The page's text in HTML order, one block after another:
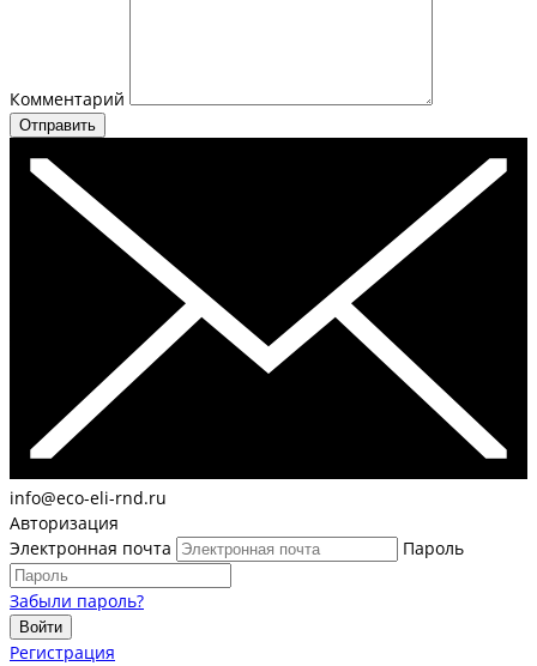
Комментарий
Отправить
info@eco-eli-rnd.ru
Авторизация
Электронная почта
Пароль
Забыли пароль?
Войти
Регистрация